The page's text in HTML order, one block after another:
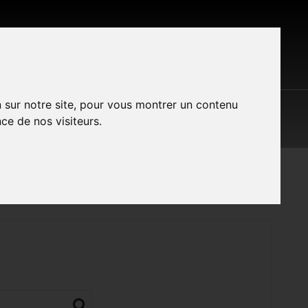
notre site, pour vous montrer un contenu
de nos visiteurs.
LES MARQUES CONTACT A PROPOS